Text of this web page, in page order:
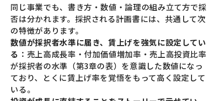
同じ事業でも、書き方・数値・論理の組み立て方で採
否は分かれます。採択される計画書には、共通して次
の特徴があります。
数値が採択者水準に届き、賃上げを強気に設定してい
る ：売上高成長率・付加価値増加率・売上高投資比率
が採択者の水準（第3章の表）を意識した数値になっ
ており、とくに賃上げ率を覚悟をもって高く設定して
いる。